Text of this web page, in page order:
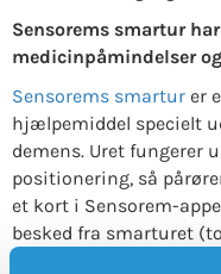
Sensorems smartur
medicinpåmindelser
Sensorems smarturer
hjælpemiddel specielt
demens. Uret fungerer
positionering, så
et kort i Sensorem-
besked fra smarturet
brugeren forlader et